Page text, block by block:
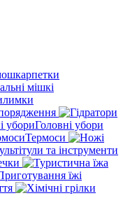
мішкі
Головні убори
Термоси
та інструменти
їжі